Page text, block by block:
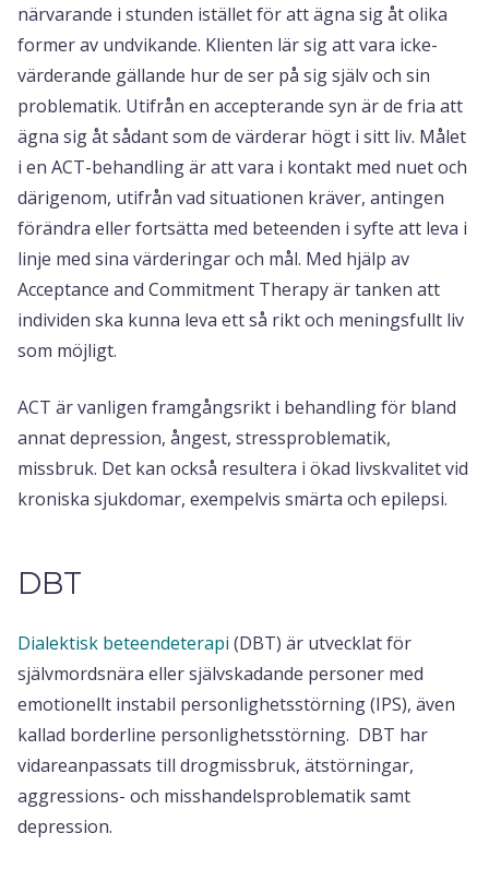
närvarande i stunden istället för att ägna sig åt olika
former av undvikande. Klienten lär sig att vara icke-
värderande gällande hur de ser på sig själv och sin
problematik. Utifrån en accepterande syn är de fria att
ägna sig åt sådant som de värderar högt i sitt liv. Målet
i en ACT-behandling är att vara i kontakt med nuet och
därigenom, utifrån vad situationen kräver, antingen
förändra eller fortsätta med beteenden i syfte att leva i
linje med sina värderingar och mål. Med hjälp av
Acceptance and Commitment Therapy är tanken att
individen ska kunna leva ett så rikt och meningsfullt liv
som möjligt.
ACT är vanligen framgångsrikt i behandling för bland
annat depression, ångest, stressproblematik,
missbruk. Det kan också resultera i ökad livskvalitet vid
kroniska sjukdomar, exempelvis smärta och epilepsi.
DBT
Dialektisk beteendeterapi (DBT) är utvecklat för
självmordsnära eller självskadande personer med
emotionellt instabil personlighetsstörning (IPS), även
kallad borderline personlighetsstörning. DBT har
vidareanpassats till drogmissbruk, ätstörningar,
aggressions- och misshandelsproblematik samt
depression.